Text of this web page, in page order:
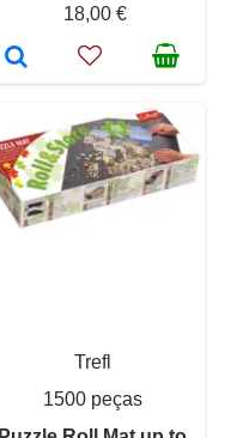
18,00 €
Trefl
1500 peças